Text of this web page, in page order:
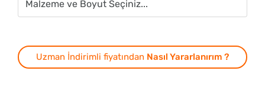
Uzman İndirimli fiyatından Nasıl Yararlanırım ?